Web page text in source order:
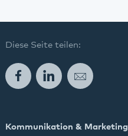
Diese Seite teilen:
FacebookLinkedInE-Mail
Kommunikation & Marketing